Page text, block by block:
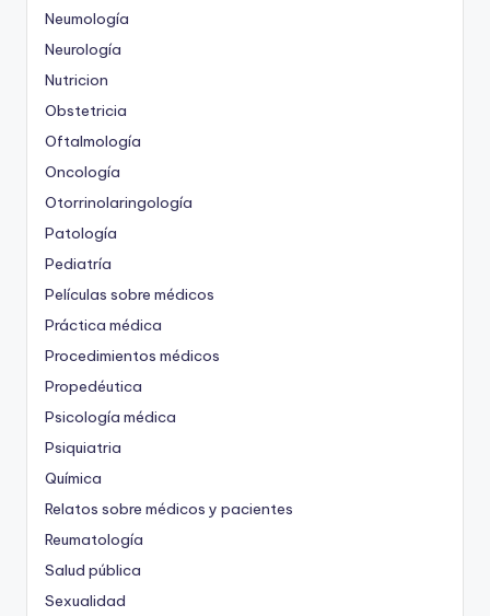
Neumología
Neurología
Nutricion
Obstetricia
Oftalmología
Oncología
Otorrinolaringología
Patología
Pediatría
Películas sobre médicos
Práctica médica
Procedimientos médicos
Propedéutica
Psicología médica
Psiquiatria
Química
Relatos sobre médicos y pacientes
Reumatología
Salud pública
Sexualidad